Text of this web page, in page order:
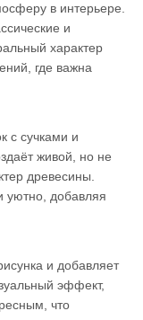
в интерьере.
и
характер
где важна
с сучками и
живой, но не
древесины.
уютно, добавляя
и добавляет
эффект,
что